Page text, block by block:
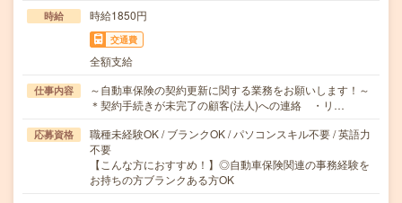
時給 時給1850円
交通費
全額支給
仕事内容
～自動車保険の契約更新に関する業務をお願いします！～
＊契約手続きが未完了の顧客(法人)への連絡 ・リ…
応募資格
職種未経験OK / ブランクOK / パソコンスキル不要 / 英語力
不要
【こんな方におすすめ！】◎自動車保険関連の事務経験を
お持ちの方ブランクある方OK